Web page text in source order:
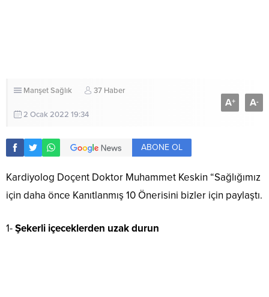
ManşetSağlık 37 Haber
2 Ocak 2022 19:34
A+ A-
ABONE OL
Kardiyolog Doçent Doktor Muhammet Keskin “Sağlığımız
için daha önce Kanıtlanmış 10 Önerisini bizler için paylaştı.
1-Şekerli içeceklerden uzak durun